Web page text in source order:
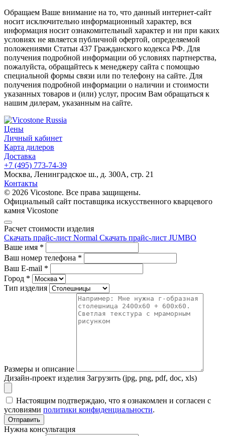
Обращаем Ваше внимание на то, что данный интернет-сайт
носит исключительно информационный характер, вся
информация носит ознакомительный характер и ни при каких
условиях не является публичной офертой, определяемой
положениями Статьи 437 Гражданского кодекса РФ. Для
получения подробной информации об условиях партнерства,
пожалуйста, обращайтесь к менеджеру сайта с помощью
специальной формы связи или по телефону на сайте. Для
получения подробной информации о наличии и стоимости
указанных товаров и (или) услуг, просим Вам обращаться к
нашим дилерам, указанным на сайте.
Цены
Личный кабинет
Карта дилеров
Доставка
+7 (495) 773-74-39
Москва, Ленинградское ш., д. 300А, стр. 21
Контакты
© 2026 Vicostone. Все права защищены.
Официальный сайт поставщика искусственного кварцевого
камня Vicostone
Расчет стоимости изделия
Скачать прайс-лист Normal Скачать прайс-лист JUMBO
Ваше имя *
Ваш номер телефона *
Ваш E-mail *
Город *
Тип изделия
Размеры и описание
Дизайн-проект изделия Загрузить (jpg, png, pdf, doc, xls)
Настоящим подтверждаю, что я ознакомлен и согласен с
условиями политики конфиденциальности.
Отправить
Нужна консультация